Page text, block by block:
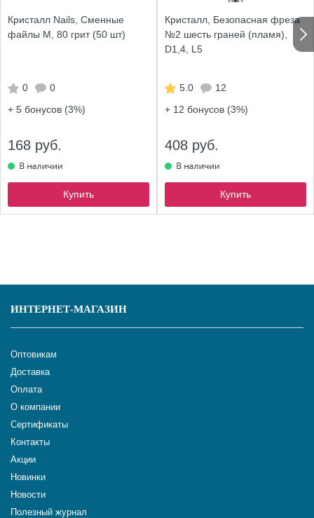
Кристалл Nails, Сменные
файлы M, 80 грит (50 шт)
0
0
+ 5 бонусов (3%)
168 руб.
Купить
Кристалл, Безопасная фреза
№2 шесть граней (пламя),
D1,4, L5
5.0
12
+ 12 бонусов (3%)
408 руб.
Купить
ИНТЕРНЕТ-МАГАЗИН
Оптовикам
Доставка
Оплата
О компании
Сертификаты
Контакты
Акции
Новинки
Новости
Полезный журнал